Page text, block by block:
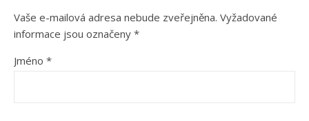
Vaše e-mailová adresa nebude zveřejněna. Vyžadované
informace jsou označeny *
Jméno *